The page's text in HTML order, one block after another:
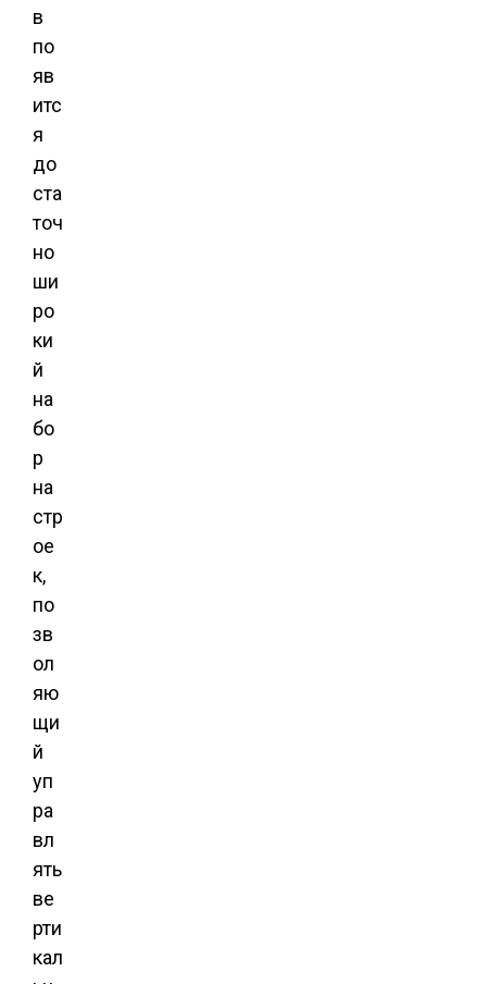
в
по
яв
итс
я
до
ста
точ
но
ши
ро
ки
й
на
бо
р
на
стр
ое
к,
по
зв
ол
яю
щи
й
уп
ра
вл
ять
ве
рти
кал